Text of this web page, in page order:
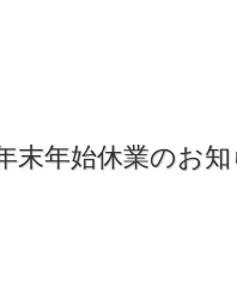
末年始休業のお